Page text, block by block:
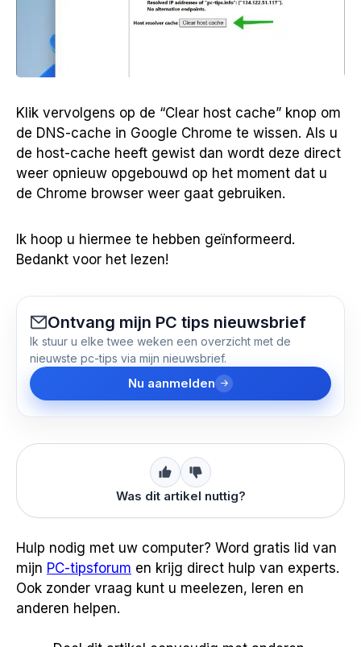
Klik vervolgens op de “Clear host cache” knop om
de DNS-cache in Google Chrome te wissen. Als u
de host-cache heeft gewist dan wordt deze direct
weer opnieuw opgebouwd op het moment dat u
de Chrome browser weer gaat gebruiken.
Ik hoop u hiermee te hebben geïnformeerd.
Bedankt voor het lezen!
Ontvang mijn PC tips nieuwsbrief
Ik stuur u elke twee weken een overzicht met de
nieuwste pc-tips via mijn nieuwsbrief.
Nu aanmelden
Was dit artikel nuttig?
Hulp nodig met uw computer? Word gratis lid van
mijn PC-tipsforum en krijg direct hulp van experts.
Ook zonder vraag kunt u meelezen, leren en
anderen helpen.